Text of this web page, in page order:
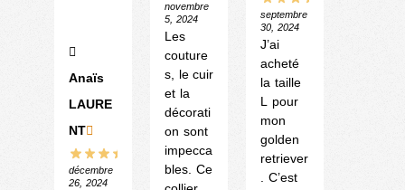
Anaïs
LAURE
NT
décembre
26, 2024
novembre
5, 2024
Les
couture
s, le cuir
et la
décorati
on sont
impecca
bles. Ce
septembre
30, 2024
J’ai
acheté
la taille
L pour
mon
golden
retriever
. C’est